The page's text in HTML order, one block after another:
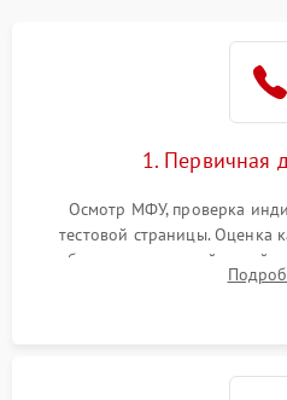
1. Первичная
Осмотр МФУ, проверка
тестовой страницы. Оценка
работы сканирующей
дефектах изображения или